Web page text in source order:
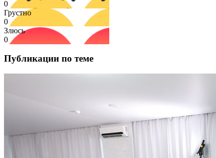
0
Грустно
0
Злюсь
0
Публикации по теме